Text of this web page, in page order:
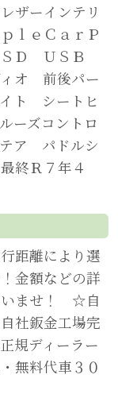
ザーインテリ
ｌｅＣａｒＰ
Ｄ ＵＳＢ
オ 前後パー
ト シートヒ
ーズコントロ
ア パドルシ
終Ｒ７年４
距離により選
金額などの詳
いませ！ ☆自
社鈑金工場完
規ディーラー
無料代車３０